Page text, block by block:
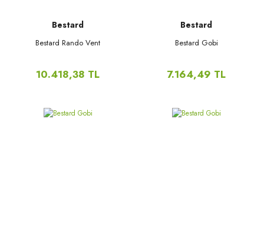
Bestard
Bestard Rando Vent
10.418,38 TL
Bestard
Bestard Gobi
7.164,49 TL